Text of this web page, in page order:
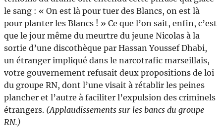
le sang : « On est là pour tuer des Blancs, on est là
pour planter les Blancs ! » Ce que l’on sait, enfin, c’est
que le jour même du meurtre du jeune Nicolas à la
sortie d’une discothèque par Hassan Youssef Dhabi,
un étranger impliqué dans le narcotrafic marseillais,
votre gouvernement refusait deux propositions de loi
du groupe RN, dont l’une visait à rétablir les peines
plancher et l’autre à faciliter l’expulsion des criminels
étrangers. (Applaudissements sur les bancs du groupe
RN.)